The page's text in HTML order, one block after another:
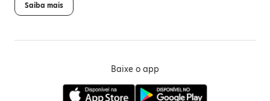
Saiba mais
Baixe o app